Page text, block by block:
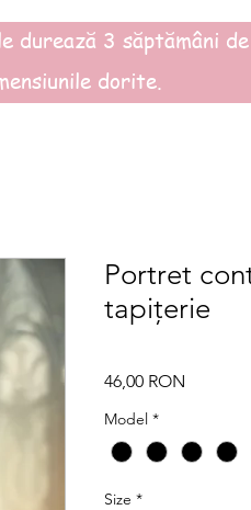
durează 3 săptămâni
dorite.
Portret
tapițerie
46,00 RON
Model *
Size *